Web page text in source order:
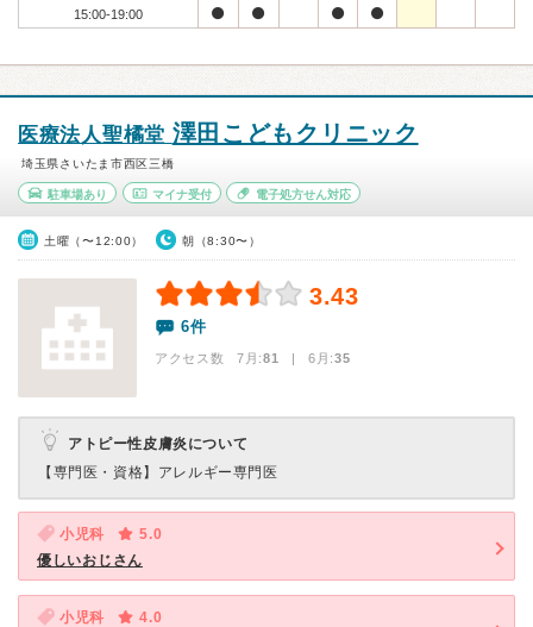
15:00-19:00
医療法人聖橘堂 澤田こどもクリニック
埼玉県さいたま市西区三橋
駐車場あり マイナ受付 電子処方せん対応
土曜（〜12:00） 朝（8:30〜）
3.43
6件
アクセス数 7月:81 | 6月:35
アトピー性皮膚炎について
【専門医・資格】 アレルギー専門医
小児科
5.0
優しいおじさん
小児科
4.0